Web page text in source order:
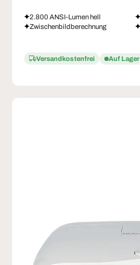
2.800 ANSI-Lumen hell
Zwischenbildberechnung
Versandkostenfrei Auf Lager